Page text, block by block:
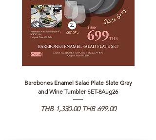
Barebones Enamel Salad Plate Slate Gray
and Wine Tumbler SET-8Aug26
通常価格
THB 1,330.00 セール価格
THB 699.00